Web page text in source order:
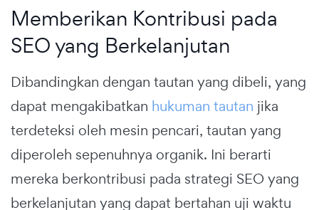
Memberikan Kontribusi pada
SEO yang Berkelanjutan
Dibandingkan dengan tautan yang dibeli, yang
dapat mengakibatkan hukuman tautan jika
terdeteksi oleh mesin pencari, tautan yang
diperoleh sepenuhnya organik. Ini berarti
mereka berkontribusi pada strategi SEO yang
berkelanjutan yang dapat bertahan uji waktu